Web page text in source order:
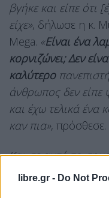
libre.gr - Do Not
βγήκε και είπε ότι
είχε», δήλωσε η κ.
Mega. «Είναι ένα
κορνιζώνει; Δεν
καλύτερο
άνθρωπος δεν είπε
και έχω τελικά ένα
καν πια», πρόσθεσε.
Και σε αυτό το
«καρφί» της: «Θα